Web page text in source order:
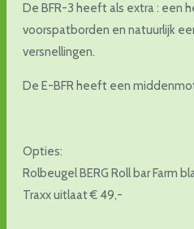
De BFR-3 heeft als extra : een
voorspatborden en natuurlijk
versnellingen.
De E-BFR heeft een
Opties:
Rolbeugel BERG Roll bar Farm
Traxx uitlaat € 49,-